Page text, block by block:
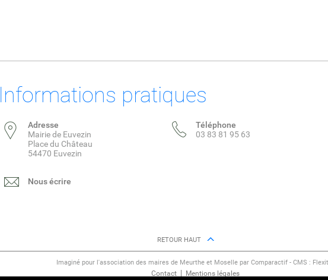
Informations pratiques
Adresse
Mairie de Euvezin
Place du Château
54470 Euvezin
Nous écrire
Téléphone
03 83 81 95 63
RETOUR HAUT
Imaginé pour l'association des maires de Meurthe et Moselle par Comparactif - CMS :
Contact Mentions légales